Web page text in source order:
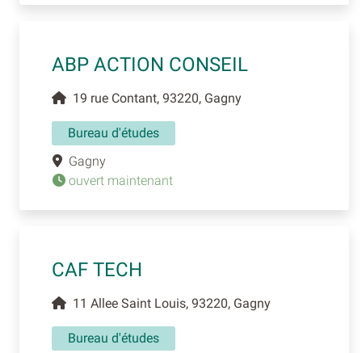
ABP ACTION CONSEIL
19 rue Contant, 93220, Gagny
Bureau d'études
Gagny
ouvert maintenant
CAF TECH
11 Allee Saint Louis, 93220, Gagny
Bureau d'études